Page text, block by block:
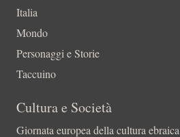
Italia
Mondo
Personaggi e Storie
Taccuino
Cultura e Società
Giornata europea della cultura ebraica